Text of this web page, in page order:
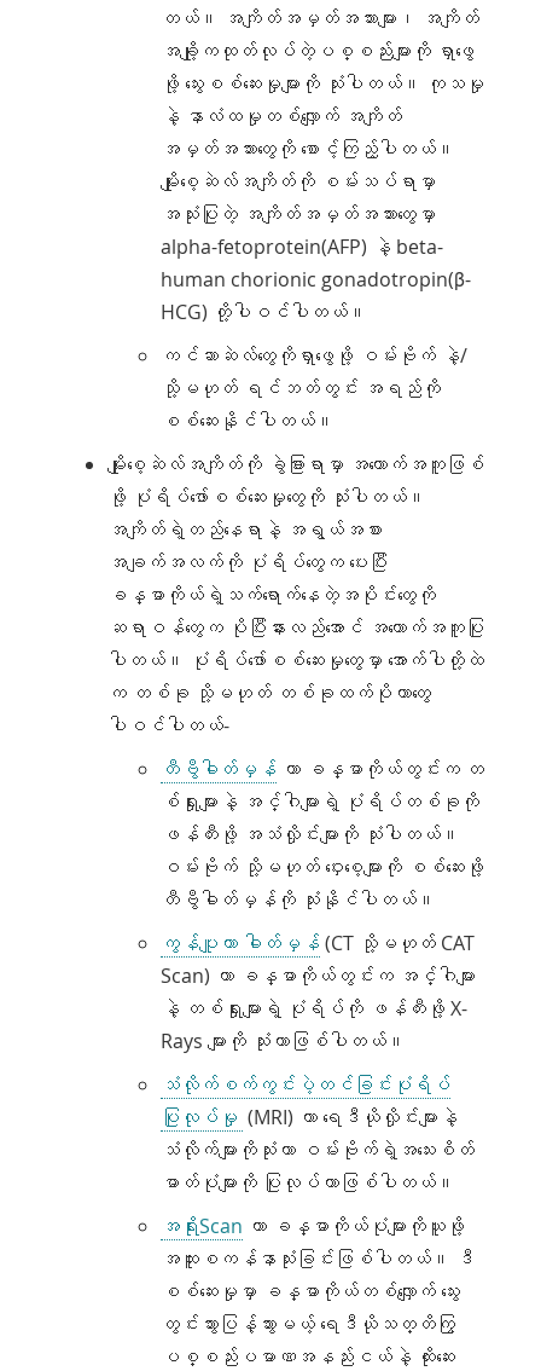
တယ်။ အကျိတ်အမှတ်အသားများ၊ အကျိတ်
အချို့ကထုတ်လုပ်တဲ့ပစ္စည်းများကို ရှာဖွေ
ဖို့ သွေးစစ်ဆေးမှုများကို သုံးပါတယ်။ ကုသမှု
နဲ့ နာလံထမှုတစ်လျှောက် အကျိတ်
အမှတ်အသားတွေကို စောင့်ကြည့်ပါတယ်။
မျိုးစေ့ဆဲလ်အကျိတ်ကို စမ်းသပ်ရာမှာ
အသုံးပြုတဲ့ အကျိတ်အမှတ်အသားတွေမှာ
alpha-fetoprotein(AFP) နဲ့ beta-
human chorionic gonadotropin(β-
HCG) တို့ပါဝင်ပါတယ်။
ကင်ဆာဆဲလ်တွေကိုရှာဖွေဖို့ ဝမ်းဗိုက် နဲ့/
သို့မဟုတ် ရင်ဘတ်တွင်း အရည်ကို
စစ်ဆေးနိုင်ပါတယ်။
မျိုးစေ့ဆဲလ်အကျိတ်ကို ခွဲခြားရာမှာ အထောက်အကူဖြစ်
ဖို့ ပုံရိပ်ဖော်စစ်ဆေးမှုတွေကို သုံးပါတယ်။
အကျိတ်ရဲ့တည်နေရာနဲ့ အရွယ်အစား
အချက်အလက်ကို ပုံရိပ်တွေက ပေးပြီး
ခန္ဓာကိုယ်ရဲ့သက်ရောက်နေတဲ့အပိုင်းတွေကို
ဆရာဝန်တွေက ပိုပြီးနားလည်အောင် အထောက်အကူပြု
ပါတယ်။ ပုံရိပ်ဖော်စစ်ဆေးမှုတွေမှာ အောက်ပါတို့ထဲ
က တစ်ခု သို့မဟုတ် တစ်ခုထက်ပိုတာတွေ
ပါဝင်ပါတယ်-
တီဗွီဓါတ်မှန် ဟာ ခန္ဓာကိုယ်တွင်းက တ
စ်ရှုးများနဲ့ အင်္ဂါများရဲ့ ပုံရိပ်တစ်ခုကို
ဖန်တီးဖို့ အသံလှိုင်းများကို သုံးပါတယ်။
ဝမ်းဗိုက် သို့မဟုတ် ဝှေးစေ့များကို စစ်ဆေးဖို့
တီဗွီဓါတ်မှန်ကို သုံးနိုင်ပါတယ်။
ကွန်ပျူတာ ဓါတ်မှန် (CT သို့မဟုတ် CAT
Scan) ဟာ ခန္ဓာကိုယ်တွင်းက အင်္ဂါများ
နဲ့ တစ်ရှုးများရဲ့ ပုံရိပ်ကို ဖန်တီးဖို့ X-
Rays များကို သုံးတာဖြစ်ပါတယ်။
သံလိုက်စက်ကွင်းပဲ့တင်ခြင်းပုံရိပ်
ပြုလုပ်မှု (MRI) ဟာ ရေဒီယိုလှိုင်းများနဲ့
သံလိုက်များကိုသုံးကာ ဝမ်းဗိုက်ရဲ့အသေးစိတ်
ဓာတ်ပုံများကို ပြုလုပ်တာဖြစ်ပါတယ်။
အရိုးScan ဟာ ခန္ဓာကိုယ်ပုံများကိုယူဖို့
အထူးစကန်နာသုံးခြင်းဖြစ်ပါတယ်။ ဒီ
စစ်ဆေးမှုမှာ ခန္ဓာကိုယ်တစ်လျှောက် သွေး
တွင်းသွားပြန့်သွားမယ့် ရေဒီယိုသတ္တိကြွ
ပစ္စည်းပမာဏအနည်းငယ်နဲ့ ထိုးဆေး